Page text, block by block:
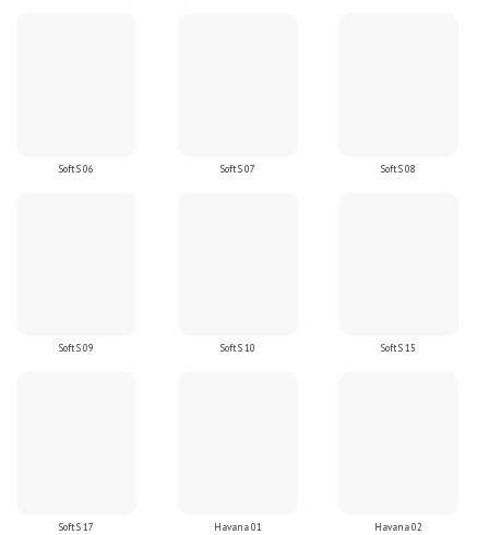
Soft S 06 Soft S 07 Soft S 08
Soft S 09 Soft S 10 Soft S 15
Soft S 17 Havana 01 Havana 02